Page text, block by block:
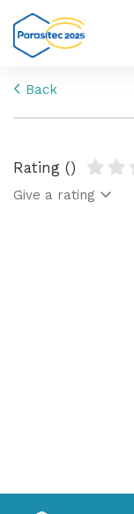
Back
Rating ()
Give a rating